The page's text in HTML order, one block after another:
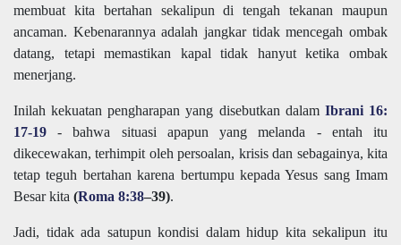
membuat kita bertahan sekalipun di tengah tekanan maupun
ancaman. Kebenarannya adalah jangkar tidak mencegah ombak
datang, tetapi memastikan kapal tidak hanyut ketika ombak
menerjang.
Inilah kekuatan pengharapan yang disebutkan dalam Ibrani 16:
17-19 - bahwa situasi apapun yang melanda - entah itu
dikecewakan, terhimpit oleh persoalan, krisis dan sebagainya, kita
tetap teguh bertahan karena bertumpu kepada Yesus sang Imam
Besar kita (Roma 8:38–39).
Jadi, tidak ada satupun kondisi dalam hidup kita sekalipun itu